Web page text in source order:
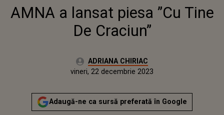
TINE DE CRACIUN”
AMNA a lansat piesa ”Cu Tine
De Craciun”
Autor:ADRIANA CHIRIAC
joi, 22 decembrie 2022Actualizat:
vineri, 22 decembrie 2023
Adaugă-ne ca sursă preferată în Google